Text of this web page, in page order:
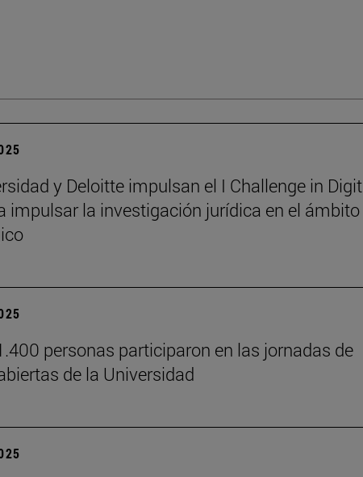
y Deloitte impulsan el I Challenge in
impulsar la investigación jurídica en el ámbito
personas participaron en las jornadas de
de la Universidad